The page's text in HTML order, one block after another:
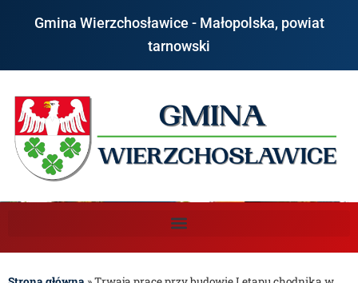
Gmina Wierzchosławice - Małopolska, powiat
tarnowski